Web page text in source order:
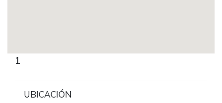
1
UBICACIÓN